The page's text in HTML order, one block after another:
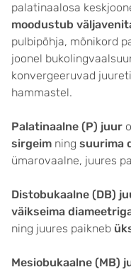
palatinaalosa
moodustub
pulbipõhja, mõnikord
joonel
konvergeeruvad
hammastel.
Palatinaalne (P) juur
sirgeim ning suurima
ümarovaalne, juures
Distobukaalne (DB)
väikseima
ning juures paikneb
Mesiobukaalne (MB)